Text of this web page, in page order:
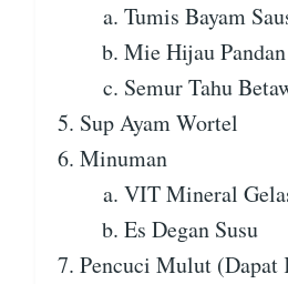
Tumis Bayam
Mie Hijau Pandan
Semur Tahu
Sup Ayam Wortel
Minuman
VIT Mineral
Es Degan Susu
Pencuci Mulut (Dapat